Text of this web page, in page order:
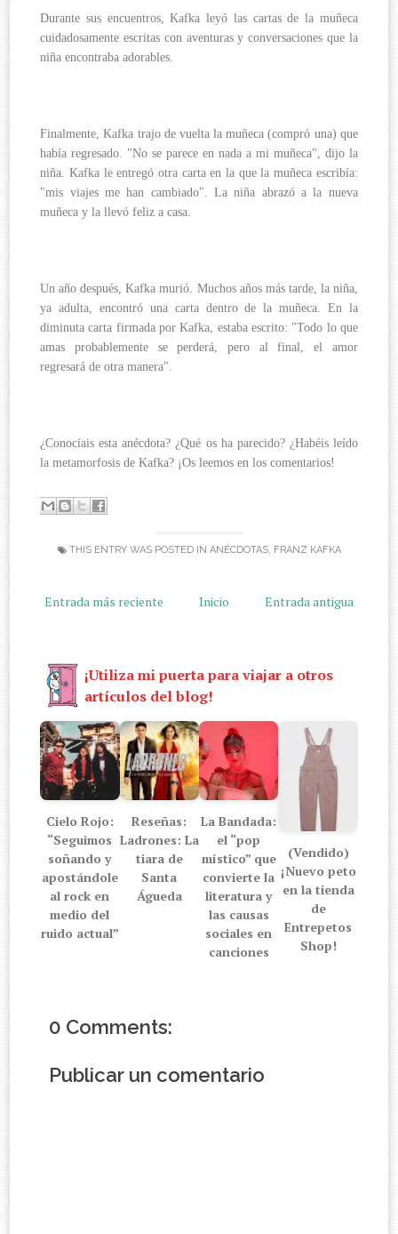
Durante sus encuentros, Kafka leyó las cartas de la muñeca
cuidadosamente escritas con aventuras y conversaciones que la
niña encontraba adorables.
Finalmente, Kafka trajo de vuelta la muñeca (compró una) que
había regresado. "No se parece en nada a mi muñeca", dijo la
niña. Kafka le entregó otra carta en la que la muñeca escribía:
"mis viajes me han cambiado". La niña abrazó a la nueva
muñeca y la llevó feliz a casa.
Un año después, Kafka murió. Muchos años más tarde, la niña,
ya adulta, encontró una carta dentro de la muñeca. En la
diminuta carta firmada por Kafka, estaba escrito: "Todo lo que
amas probablemente se perderá, pero al final, el amor
regresará de otra manera".
¿Conocíais esta anécdota? ¿Qué os ha parecido? ¿Habéis leído
la metamorfosis de Kafka? ¡Os leemos en los comentarios!
THIS ENTRY WAS POSTED IN ANÉCDOTAS, FRANZ KAFKA
Entrada más reciente Entrada antigua
Inicio
¡Utiliza mi puerta para viajar a otros
artículos del blog!
Cielo Rojo:
“Seguimos
soñando y
apostándole
al rock en
medio del
ruido actual”
Reseñas:
Ladrones: La
tiara de
Santa
Águeda
La Bandada:
el “pop
místico” que
convierte la
literatura y
las causas
sociales en
canciones
(Vendido)
¡Nuevo peto
en la tienda
de
Entrepetos
Shop!
0 Comments:
Publicar un comentario